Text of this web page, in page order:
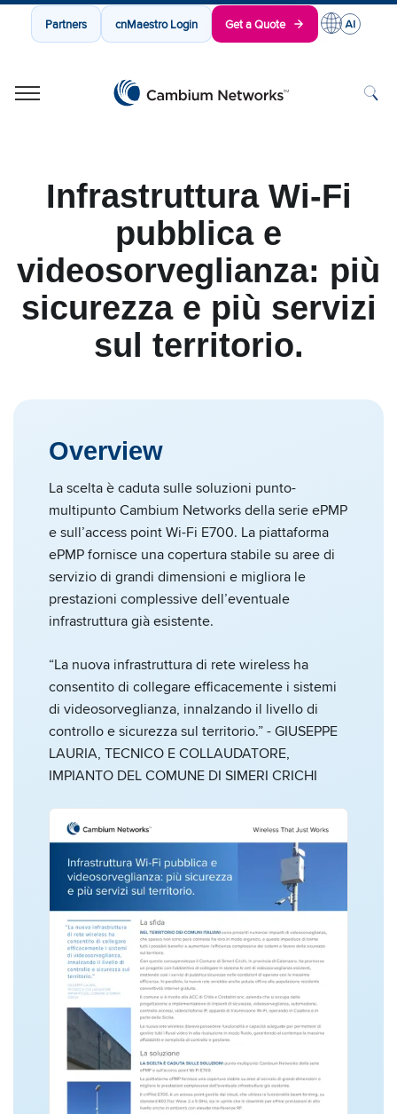
Partners cnMaestro Login Get a Quote
Infrastruttura Wi-Fi
pubblica e
videosorveglianza: più
sicurezza e più servizi
sul territorio.
Overview
La scelta è caduta sulle soluzioni punto-
multipunto Cambium Networks della serie ePMP
e sull’access point Wi-Fi E700. La piattaforma
ePMP fornisce una copertura stabile su aree di
servizio di grandi dimensioni e migliora le
prestazioni complessive dell’eventuale
infrastruttura già esistente.
“La nuova infrastruttura di rete wireless ha
consentito di collegare efficacemente i sistemi
di videosorveglianza, innalzando il livello di
controllo e sicurezza sul territorio.” - GIUSEPPE
LAURIA, TECNICO E COLLAUDATORE,
IMPIANTO DEL COMUNE DI SIMERI CRICHI